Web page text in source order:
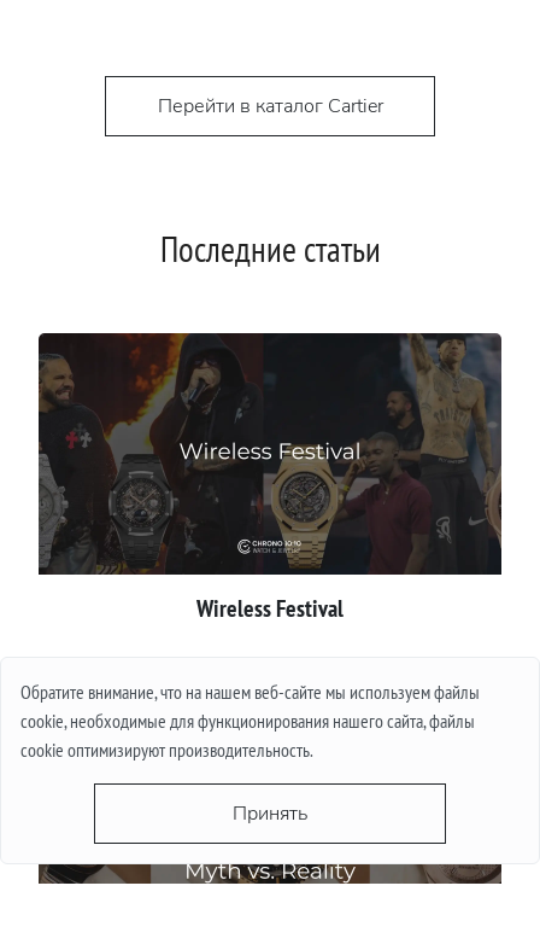
Обратите внимание, что на нашем веб-сайте мы используем файлы
cookie, необходимые для функционирования нашего сайта, файлы
cookie оптимизируют производительность.
Принять
Перейти в каталог Cartier
Последние статьи
Wireless Festival